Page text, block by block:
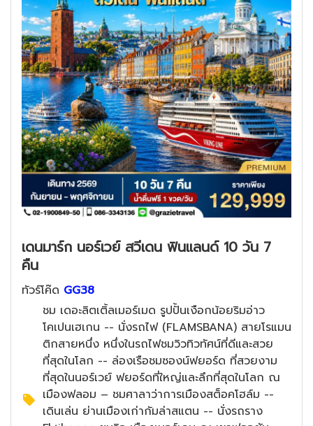
เดนมาร์ก นอร์เวย์ สวีเดน ฟินแลนด์ 10 วัน 7
คืน
ทัวร์โค๊ด GG38
ชม เดอะลิตเติ้ลเมอร์เมด รูปปั้นเงือกน้อยริมอ่าว
โคเปนเฮเกน -- นั่งรถไฟ (FLAMSBANA) สายโรแมน
ติกสายหนึ่ง หนึ่งในรถไฟชมวิวทิวทัศน์ที่ดีและสวย
ที่สุดในโลก -- ล่องเรือชมซองน์ฟยอร์ด ที่สวยงาม
ที่สุดในนอร์เวย์ ฟยอร์ดที่ใหญ่และลึกที่สุดในโลก ณ
เมืองฟลอม – ชมศาลาว่าการเมืองสต็อคโฮล์ม --
เดินเล่น ย่านเมืองเก่ากัมล่าสแตน -- นั่งรถราง